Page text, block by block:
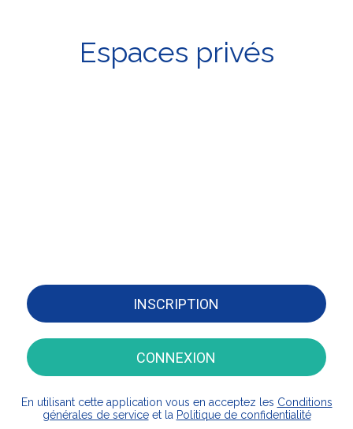
Espaces privés
INSCRIPTION
CONNEXION
En utilisant cette application vous en acceptez les Conditions
générales de serviceet la Politique de confidentialité